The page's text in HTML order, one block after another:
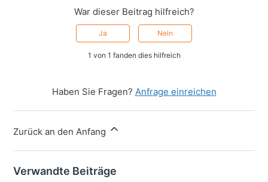
War dieser Beitrag hilfreich?
Ja Nein
1 von 1 fanden dies hilfreich
Haben Sie Fragen? Anfrage einreichen
Zurück an den Anfang
Verwandte Beiträge